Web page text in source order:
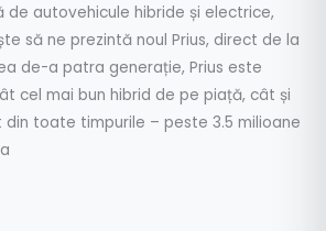
autovehicule hibride și electrice,
să ne prezintă noul Prius, direct de la
de-a patra generație, Prius este
cel mai bun hibrid de pe piață, cât și
din toate timpurile – peste 3.5 milioane